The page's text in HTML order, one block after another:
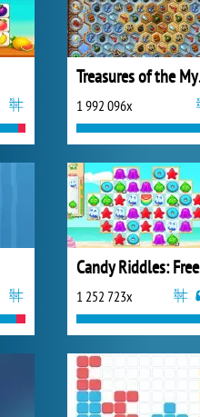
1 992 096x
1 252 723x